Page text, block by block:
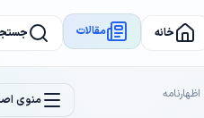
خانه مقالات
منوی